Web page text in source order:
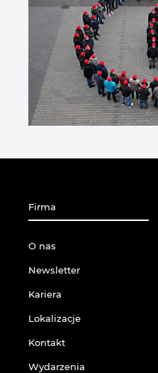
Firma
O nas
Newsletter
Kariera
Lokalizacje
Kontakt
Wydarzenia